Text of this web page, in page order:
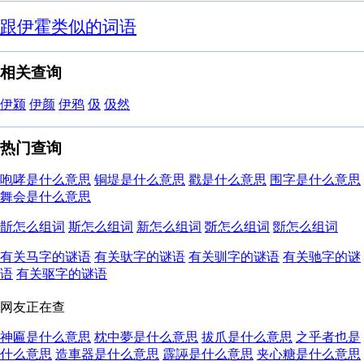
跟伊霍类似的词语
相关查询
伊颍 伊颜 伊鸦 伋 伋然
热门查询
咆哮是什么意思 铜堤是什么意思 戳是什么意思 围字是什么意思
舞会是什么意思
斮怎么组词 斯怎么组词 新怎么组词 斲怎么组词 斵怎么组词
有关马字的谜语 有关驮字的谜语 有关驯字的谜语 有关驰字的谜
语 有关驱字的谜语
网友正在查
神匾是什么意思 枕中夢是什么意思 拔爪是什么意思 之乎者也是
什么意思 造車器是什么意思 霹誣是什么意思 夹心糖是什么意思